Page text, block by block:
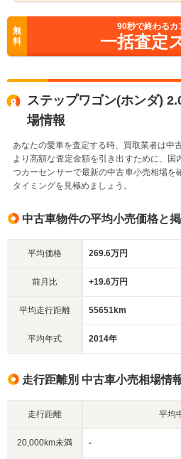
無
料
90秒で終わるカ
一括査定
ステップワゴン(ホンダ)
場情報
あなたの愛車を査定する時、買取業者は中
より高額な査定金額を引き出すために、
つカーセンサーで最新の中古車小売相場を
タイミングを見極めましょう。
中古車物件の平均小売価格と
平均価格 269.6万円
前月比 +19.6万円
平均走行距離 55651km
平均年式 2014年
走行距離別 中古車小売相場情
走行距離 平均
20,000km未満 -